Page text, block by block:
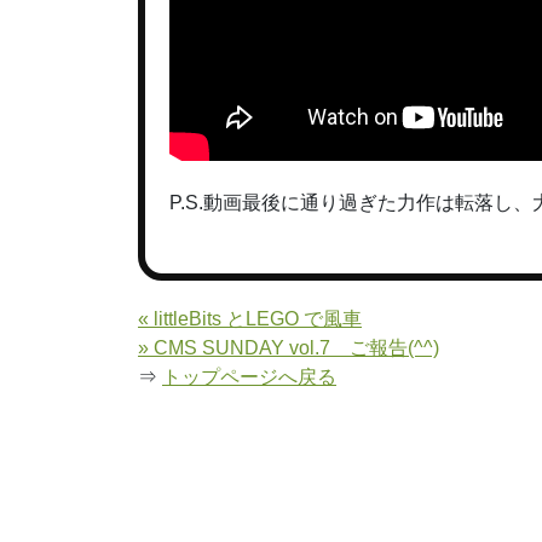
P.S.動画最後に通り過ぎた力作は転落し、
« littleBits とLEGO で風車
» CMS SUNDAY vol.7 ご報告(^^)
⇒
トップページへ戻る